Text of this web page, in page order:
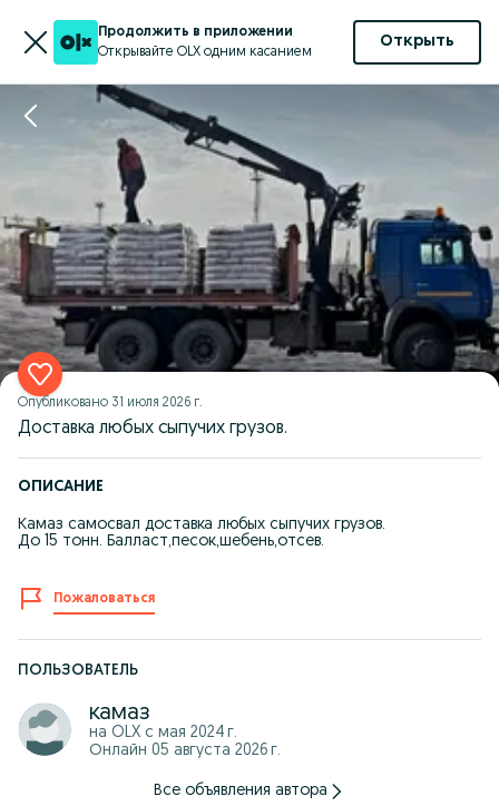
Продолжить в приложении
Открывайте OLX одним касанием
Открыть
Опубликовано 31 июля 2026 г.
Доставка любых сыпучих грузов.
ОПИСАНИЕ
Камаз самосвал доставка любых сыпучих грузов.
До 15 тонн. Балласт,песок,шебень,отсев.
Пожаловаться
ПОЛЬЗОВАТЕЛЬ
камаз
на OLX с мая 2024 г.
Онлайн 05 августа 2026 г.
Все объявления автора